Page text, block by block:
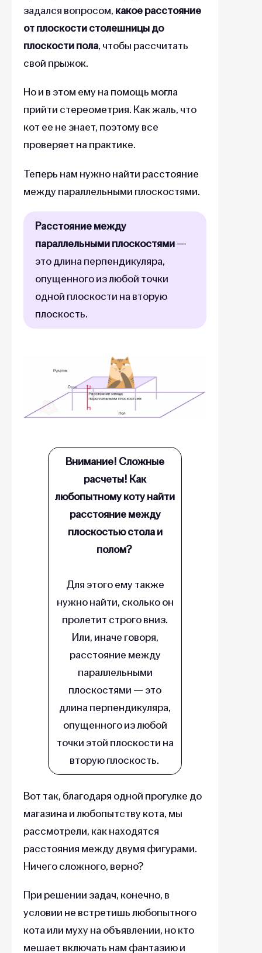
задался вопросом, какое расстояние
от плоскости столешницы до
плоскости пола, чтобы рассчитать
свой прыжок.
Но и в этом ему на помощь могла
прийти стереометрия. Как жаль, что
кот ее не знает, поэтому все
проверяет на практике.
Теперь нам нужно найти расстояние
между параллельными плоскостями.
Расстояние между
параллельными плоскостями—
это длина перпендикуляра,
опущенного из любой точки
одной плоскости на вторую
плоскость.
Внимание! Сложные
расчеты! Как
любопытному коту найти
расстояние между
плоскостью стола и
полом?
Для этого ему также
нужно найти, сколько он
пролетит строго вниз.
Или, иначе говоря,
расстояние между
параллельными
плоскостями — это
длина перпендикуляра,
опущенного из любой
точки этой плоскости на
вторую плоскость.
Вот так, благодаря одной прогулке до
магазина и любопытству кота, мы
рассмотрели, как находятся
расстояния между двумя фигурами.
Ничего сложного, верно?
При решении задач, конечно, в
условии не встретишь любопытного
кота или муху на объявлении, но кто
мешает включать нам фантазию и